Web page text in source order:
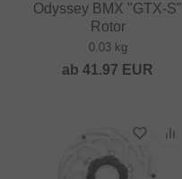
Odyssey BMX "GTX-S"
Rotor
0.03 kg
ab 41.97 EUR